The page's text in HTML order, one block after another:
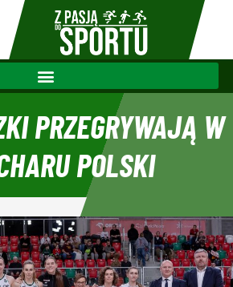
PRZEGRYWAJĄ W
POLSKI